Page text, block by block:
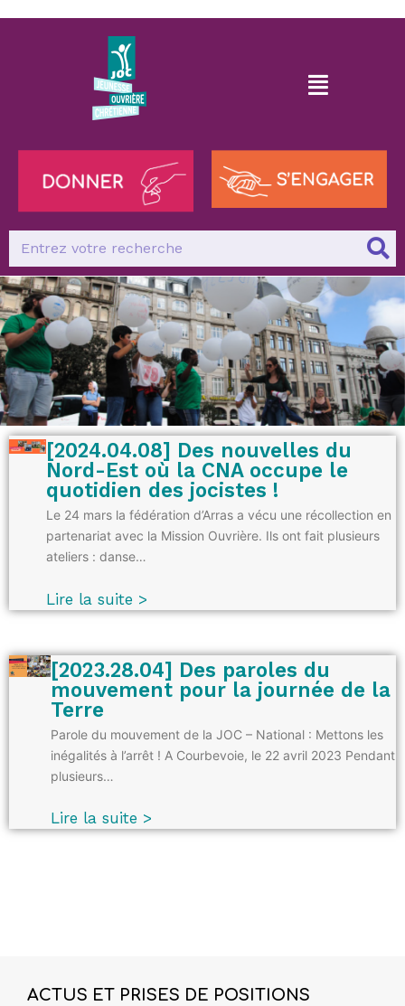
[2024.04.08] Des nouvelles du
Nord-Est où la CNA occupe le
quotidien des jocistes !
Le 24 mars la fédération d’Arras a vécu une récollection en
partenariat avec la Mission Ouvrière. Ils ont fait plusieurs
ateliers : danse…
Lire la suite >
[2023.28.04] Des paroles du
mouvement pour la journée de la
Terre
Parole du mouvement de la JOC – National : Mettons les
inégalités à l’arrêt ! A Courbevoie, le 22 avril 2023 Pendant
plusieurs…
Lire la suite >
ACTUS ET PRISES DE POSITIONS